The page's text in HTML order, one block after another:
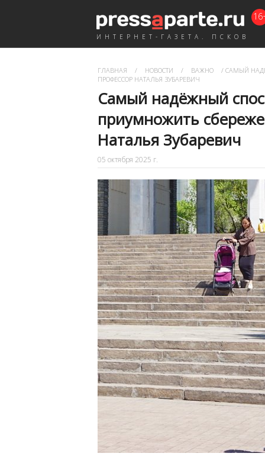
ИНТЕРНЕТ-ГАЗЕТА. ПСКОВ
ГЛАВНАЯ / НОВОСТИ / ВАЖНО / САМЫЙ
ПРОФЕССОР НАТАЛЬЯ ЗУБАРЕВИЧ
Самый надёжный
приумножить
Наталья Зубаревич
05 октября 2025 г.